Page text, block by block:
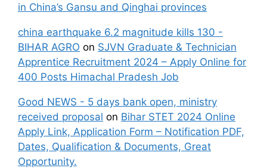
in China’s Gansu and Qinghai provinces
china earthquake 6.2 magnitude kills 130 -
BIHAR AGRO on SJVN Graduate & Technician
Apprentice Recruitment 2024 – Apply Online for
400 Posts Himachal Pradesh Job
Good NEWS - 5 days bank open, ministry
received proposal on Bihar STET 2024 Online
Apply Link, Application Form – Notification PDF,
Dates, Qualification & Documents, Great
Opportunity.